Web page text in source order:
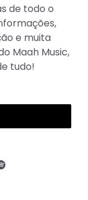
de todo o
e muita
Maah Music,
tudo!